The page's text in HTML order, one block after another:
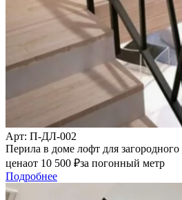
Арт: П-ДЛ-002
Перила в доме лофт для
ценаот 10 500 ₽за погонный метр
Подробнее